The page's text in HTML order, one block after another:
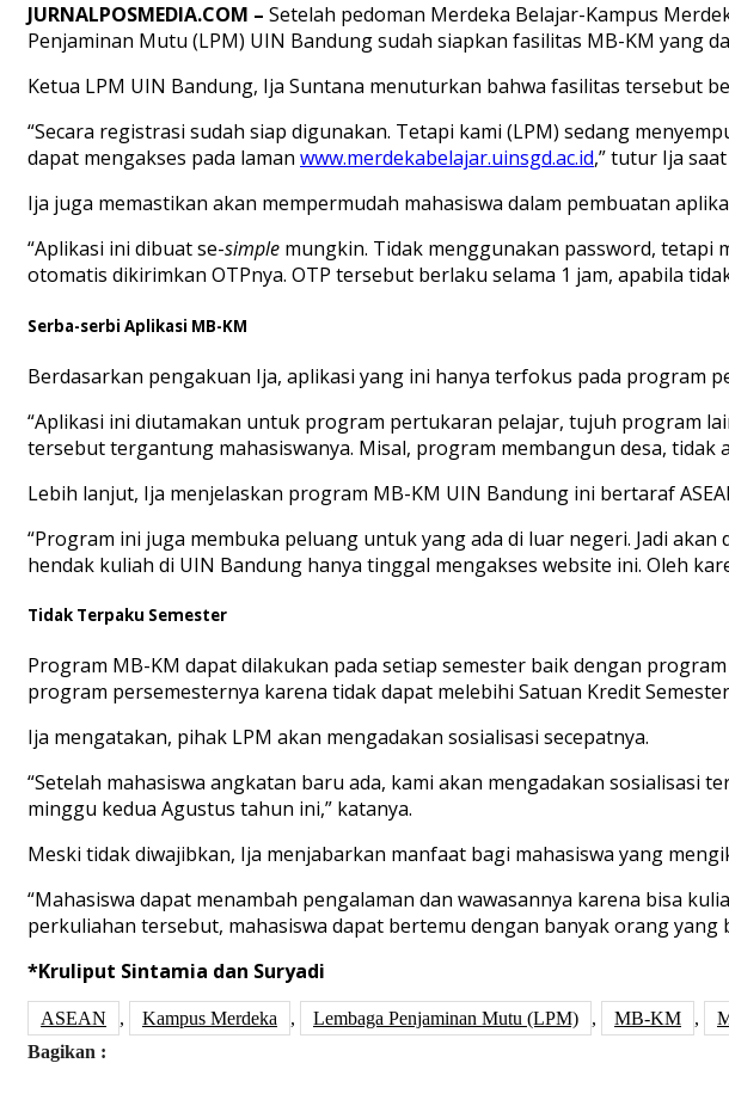
JURNALPOSMEDIA.COM – Setelah pedoman Merdeka Belajar-Kampus
Penjaminan Mutu (LPM) UIN Bandung sudah siapkan fasilitas MB-KM yang
Ketua LPM UIN Bandung, Ija Suntana menuturkan bahwa fasilitas tersebut
“Secara registrasi sudah siap digunakan. Tetapi kami (LPM) sedang
dapat mengakses pada laman www.merdekabelajar.uinsgd.ac.id,” tutur Ija
Ija juga memastikan akan mempermudah mahasiswa dalam pembuatan
“Aplikasi ini dibuat se-simple mungkin. Tidak menggunakan password, tetapi
otomatis dikirimkan OTPnya. OTP tersebut berlaku selama 1 jam, apabila
Serba-serbi Aplikasi MB-KM
Berdasarkan pengakuan Ija, aplikasi yang ini hanya terfokus pada program
“Aplikasi ini diutamakan untuk program pertukaran pelajar, tujuh program
tersebut tergantung mahasiswanya. Misal, program membangun desa, tidak
Lebih lanjut, Ija menjelaskan program MB-KM UIN Bandung ini bertaraf
“Program ini juga membuka peluang untuk yang ada di luar negeri. Jadi
hendak kuliah di UIN Bandung hanya tinggal mengakses website ini. Oleh
Tidak Terpaku Semester
Program MB-KM dapat dilakukan pada setiap semester baik dengan
program persemesternya karena tidak dapat melebihi Satuan Kredit Semester
Ija mengatakan, pihak LPM akan mengadakan sosialisasi secepatnya.
“Setelah mahasiswa angkatan baru ada, kami akan mengadakan
minggu kedua Agustus tahun ini,” katanya.
Meski tidak diwajibkan, Ija menjabarkan manfaat bagi mahasiswa yang
“Mahasiswa dapat menambah pengalaman dan wawasannya karena bisa
perkuliahan tersebut, mahasiswa dapat bertemu dengan banyak orang yang
*Kruliput Sintamia dan Suryadi
ASEAN , Kampus Merdeka , Lembaga Penjaminan Mutu (LPM) , MB-KM ,
Bagikan :